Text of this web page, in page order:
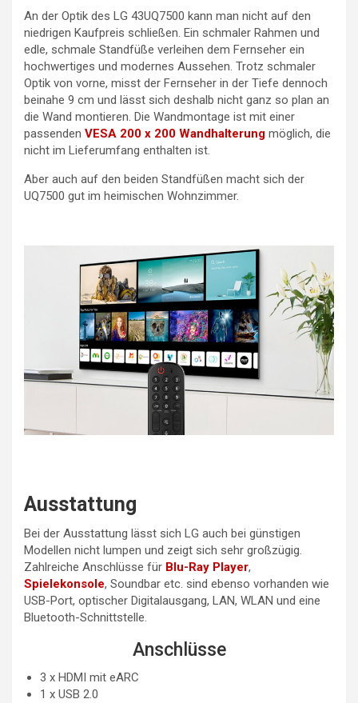
An der Optik des LG 43UQ7500 kann man nicht auf den
niedrigen Kaufpreis schließen. Ein schmaler Rahmen und
edle, schmale Standfüße verleihen dem Fernseher ein
hochwertiges und modernes Aussehen. Trotz schmaler
Optik von vorne, misst der Fernseher in der Tiefe dennoch
beinahe 9 cm und lässt sich deshalb nicht ganz so plan an
die Wand montieren. Die Wandmontage ist mit einer
passenden VESA 200 x 200 Wandhalterung möglich, die
nicht im Lieferumfang enthalten ist.
Aber auch auf den beiden Standfüßen macht sich der
UQ7500 gut im heimischen Wohnzimmer.
Ausstattung
Bei der Ausstattung lässt sich LG auch bei günstigen
Modellen nicht lumpen und zeigt sich sehr großzügig.
Zahlreiche Anschlüsse für Blu-Ray Player,
Spielekonsole, Soundbar etc. sind ebenso vorhanden wie
USB-Port, optischer Digitalausgang, LAN, WLAN und eine
Bluetooth-Schnittstelle.
Anschlüsse
3 x HDMI mit eARC
1 x USB 2.0